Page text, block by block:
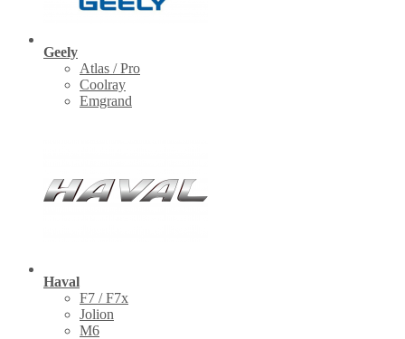
Geely
Atlas / Pro
Coolray
Emgrand
Haval
F7 / F7x
Jolion
M6